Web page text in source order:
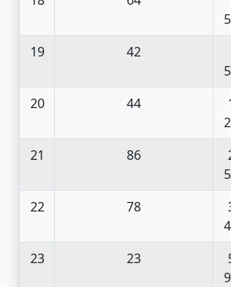
19 42
20 44
21 86
22 78
23 23